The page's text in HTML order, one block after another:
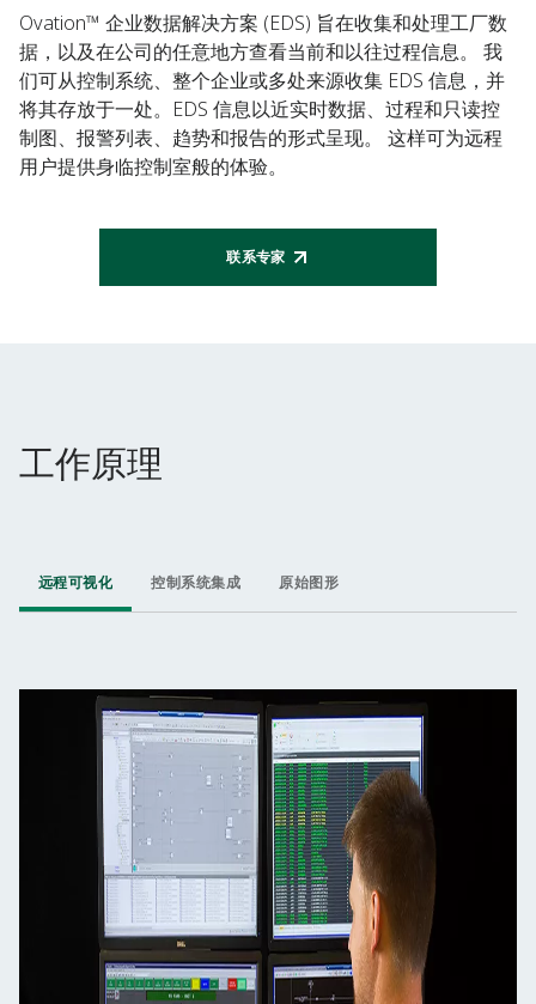
Ovation™ 企业数据解决方案 (EDS) 旨在收集和处理工厂数
据，以及在公司的任意地方查看当前和以往过程信息。 我
们可从控制系统、整个企业或多处来源收集 EDS 信息，并
将其存放于一处。EDS 信息以近实时数据、过程和只读控
制图、报警列表、趋势和报告的形式呈现。 这样可为远程
用户提供身临控制室般的体验。
联系专家
工作原理
远程可视化 控制系统集成 原始图形